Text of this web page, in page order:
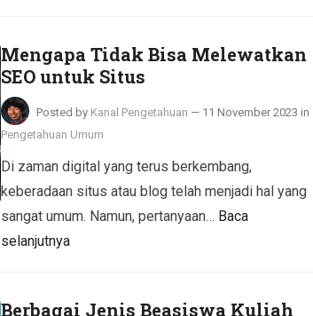
Mengapa Tidak Bisa Melewatkan
SEO untuk Situs
Posted by Kanal Pengetahuan — 11 November 2023 in
Pengetahuan Umum
Di zaman digital yang terus berkembang,
keberadaan situs atau blog telah menjadi hal yang
sangat umum. Namun, pertanyaan… Baca
selanjutnya
Berbagai Jenis Beasiswa Kuliah